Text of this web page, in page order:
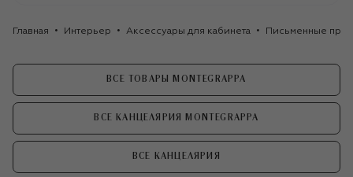
Главная Интерьер Аксессуары для кабинета Письменные
ВСЕ ТОВАРЫ MONTEGRAPPA
ВСЕ КАНЦЕЛЯРИЯ MONTEGRAPPA
ВСЕ КАНЦЕЛЯРИЯ